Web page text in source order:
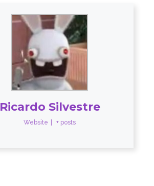
Ricardo Silvestre
Website + posts